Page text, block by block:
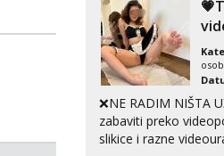
Tel: 064/
tel:0,93€
Anđela
Čekam
Tel:064/
tel:0,93€
neljubim se Wha...
❌NE RADIM NIŠTA UŽIVO❌
zabaviti preko
slikice i razne